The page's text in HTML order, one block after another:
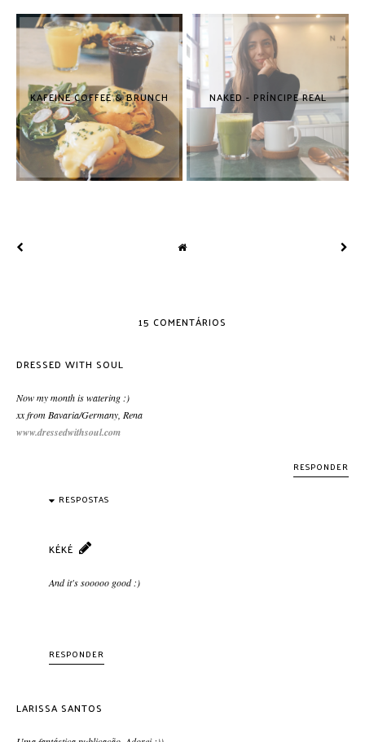
KAFEINE COFFEE & BRUNCH NAKED - PRÍNCIPE REAL
15 COMENTÁRIOS
DRESSED WITH SOUL
Now my month is watering :)
xx from Bavaria/Germany, Rena
www.dressedwithsoul.com
RESPONDER
RESPOSTAS
KÉKÉ
And it's sooooo good :)
RESPONDER
LARISSA SANTOS